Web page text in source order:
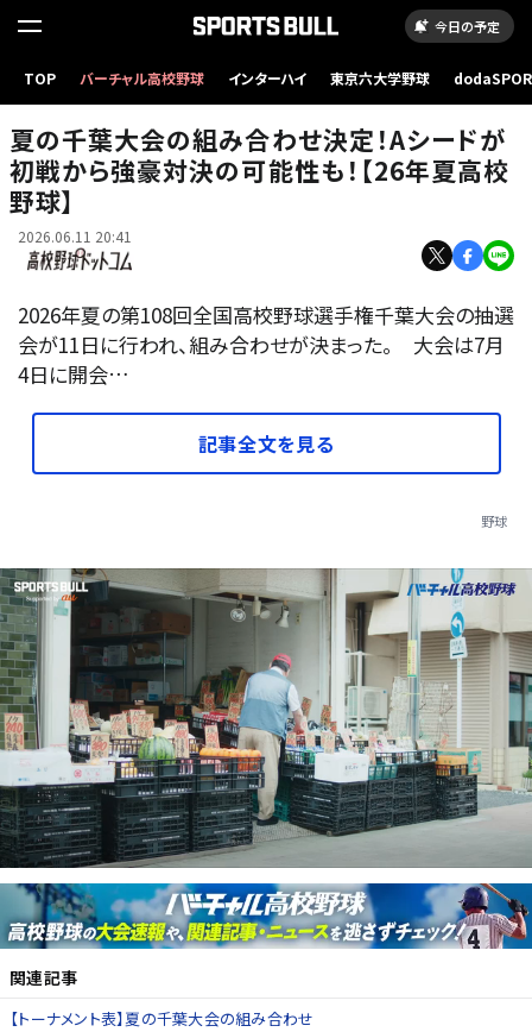
今日の予定
TOP バーチャル高校野球 インターハイ 東京六大学野球
拓大紅陵の山邊（左）と東京学館浦安の大家
夏の千葉大会の組み合わせ決定！Aシードが
初戦から強豪対決の可能性も！【26年夏高校
野球】
2026.06.11 20:41
2026年夏の第108回全国高校野球選手権千葉大会の抽選
会が11日に行われ、組み合わせが決まった。 大会は7月
4日に開会…
記事全文を見る
野球
関連記事
【トーナメント表】夏の千葉大会の組み合わせ